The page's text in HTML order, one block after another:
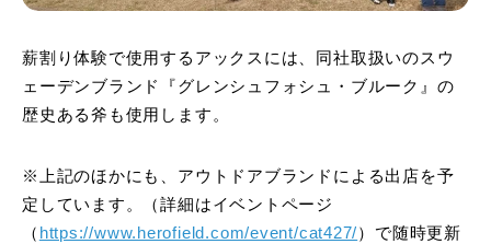
薪割り体験で使用するアックスには、同社取扱いのスウ
ェーデンブランド『グレンシュフォシュ・ブルーク』の
歴史ある斧も使用します。
※上記のほかにも、アウトドアブランドによる出店を予
定しています。（詳細はイベントページ
（ https://www.herofield.com/event/cat427/）で随時更新